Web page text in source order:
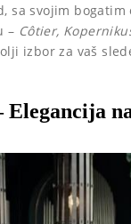
sa svojim
– Côtier,
izbor za vaš